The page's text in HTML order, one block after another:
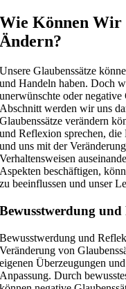
Wie Können Wir
Ändern?
Unsere Glaubenssätze
und Handeln haben. Doch
unerwünschte oder negative
Abschnitt werden wir uns
Glaubenssätze verändern
und Reflexion sprechen,
und uns mit der
Verhaltensweisen
Aspekten beschäftigen,
zu beeinflussen und unser
Bewusstwerdung und
Bewusstwerdung und
Veränderung von
eigenen Überzeugungen
Anpassung. Durch